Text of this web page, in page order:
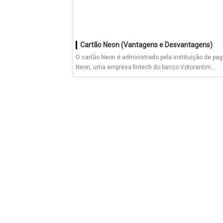
Cartão Neon (Vantagens e Desvantagens)
O cartão Neon é administrado pela instituição de
Neon, uma empresa fintech do banco Votorantim....